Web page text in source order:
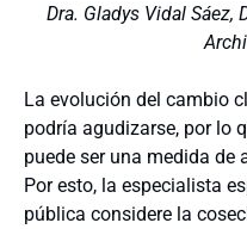
Dra. Gladys Vidal Sáez,
La evolución del cambio
podría agudizarse, por lo
puede ser una medida
Por esto, la especialista
pública considere la